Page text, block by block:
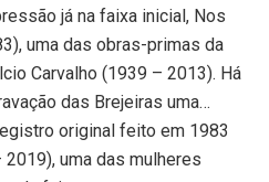
já na faixa inicial, Nos
uma das obras-primas da
Carvalho (1939 – 2013). Há
das Brejeiras uma…
original feito em 1983
uma das mulheres